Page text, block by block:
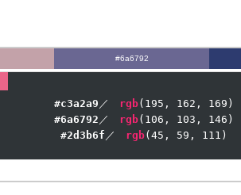
#6a6792
#c3a2a9 ／ rgb( 195 , 162 , 169
#6a6792 ／ rgb( 106 , 103 , 146
#2d3b6f ／ rgb( 45 , 59 , 111 )